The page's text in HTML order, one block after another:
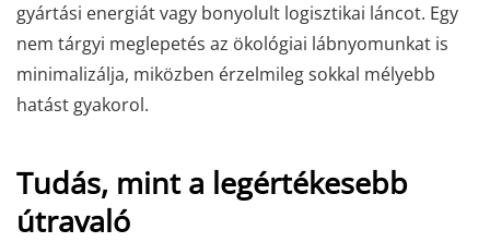
gyártási energiát vagy bonyolult logisztikai láncot. Egy
nem tárgyi meglepetés az ökológiai lábnyomunkat is
minimalizálja, miközben érzelmileg sokkal mélyebb
hatást gyakorol.
Tudás, mint a legértékesebb
útravaló